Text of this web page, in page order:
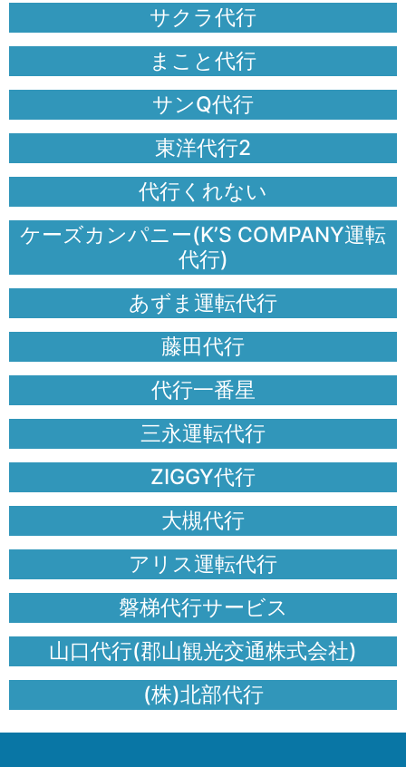
サクラ代行
まこと代行
サンQ代行
東洋代行2
代行くれない
ケーズカンパニー(K’S COMPANY運転
代行)
あずま運転代行
藤田代行
代行一番星
三永運転代行
ZIGGY代行
大槻代行
アリス運転代行
磐梯代行サービス
山口代行(郡山観光交通株式会社)
(株)北部代行